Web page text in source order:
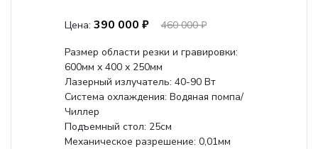
Цена: 390 000 ₽
460 000 ₽
Размер области резки и гравировки:
600мм х 400 х 250мм
Лазерный излучатель: 40-90 Вт
Система охлаждения: Водяная помпа/
Чиллер
Подъемный стол: 25см
Механическое разрешение: 0,01мм